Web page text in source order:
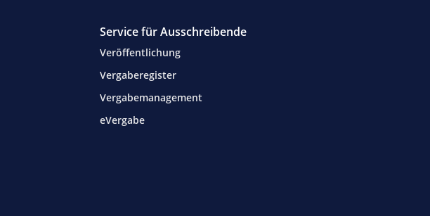
Service für Ausschreibende
Veröffentlichung
Vergaberegister
Vergabemanagement
eVergabe